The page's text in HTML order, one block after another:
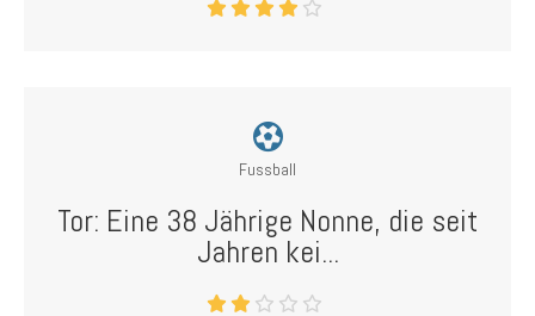
Fussball
Tor: Eine 38 Jährige Nonne, die seit
Jahren kei...